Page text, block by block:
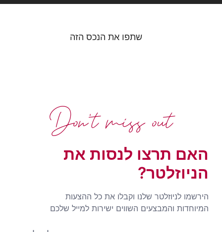
שתפו את הנכס הזה
האם תרצו לנסות את
הניוזלטר?
הירשמו לניוזלטר שלנו וקבלו את כל ההצעות
המיוחדות והמבצעים השווים ישירות למייל שלכם
Don't miss out